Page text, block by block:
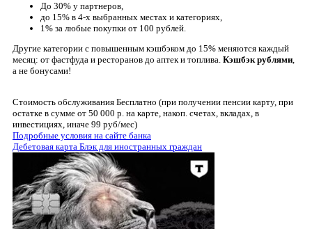
До 30% у партнеров,
до 15% в 4-х выбранных местах и категориях,
1% за любые покупки от 100 рублей.
Другие категории с повышенным кэшбэком до 15% меняются каждый
месяц: от фастфуда и ресторанов до аптек и топлива. Кэшбэк рублями,
а не бонусами!
Стоимость обслуживания Бесплатно (при получении пенсии карту, при
остатке в сумме от 50 000 р. на карте, накоп. счетах, вкладах, в
инвестициях, иначе 99 руб/мес)
Подробные условия на сайте банка
Дебетовая карта Блэк для иностранных граждан